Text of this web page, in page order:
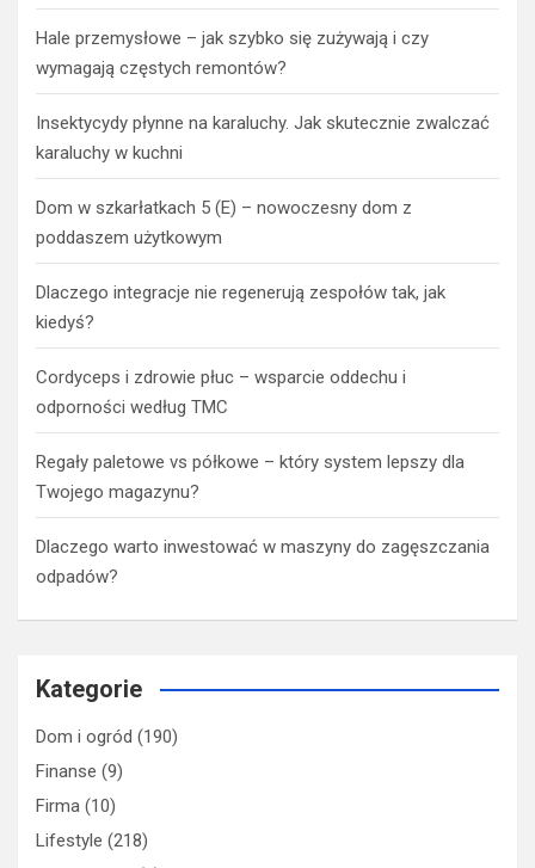
Hale przemysłowe – jak szybko się zużywają i czy
wymagają częstych remontów?
Insektycydy płynne na karaluchy. Jak skutecznie zwalczać
karaluchy w kuchni
Dom w szkarłatkach 5 (E) – nowoczesny dom z
poddaszem użytkowym
Dlaczego integracje nie regenerują zespołów tak, jak
kiedyś?
Cordyceps i zdrowie płuc – wsparcie oddechu i
odporności według TMC
Regały paletowe vs półkowe – który system lepszy dla
Twojego magazynu?
Dlaczego warto inwestować w maszyny do zagęszczania
odpadów?
Kategorie
Dom i ogród (190)
Finanse (9)
Firma (10)
Lifestyle (218)